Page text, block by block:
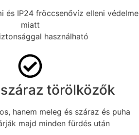
és IP24 fröccsenővíz elleni védelme
miatt
használható
törölközők
hanem meleg és száraz és puha
majd minden fürdés után